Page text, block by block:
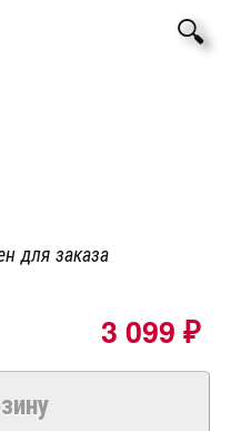
🔍
для заказа
3 099₽